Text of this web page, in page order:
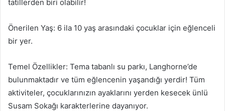
tatillerden biri olabilir!
Önerilen Yaş: 6 ila 10 yaş arasındaki çocuklar için eğlenceli
bir yer.
Temel Özellikler: Tema tabanlı su parkı, Langhorne’de
bulunmaktadır ve tüm eğlencenin yaşandığı yerdir! Tüm
aktiviteler, çocuklarınızın ayaklarını yerden kesecek ünlü
Susam Sokağı karakterlerine dayanıyor.